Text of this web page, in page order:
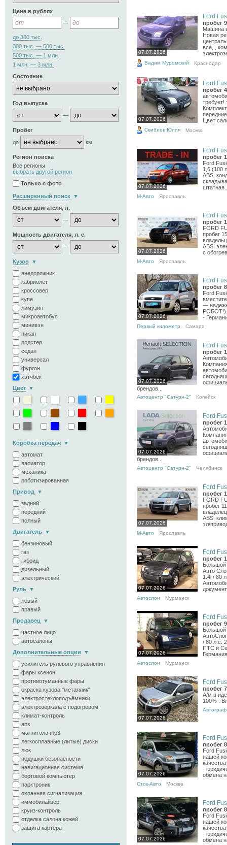
Цена в рублях
—
до 300 тыс.
300 тыс. — 500 тыс.
500 тыс. — 1 млн.
1 млн. — 3 млн.
Состояние
Год выпуска
—
Пробег
до
км.
Регион поиска
Все регионы
выбрать другой регион
Только с фото
Расширенный поиск
Объем двигателя, л.
—
Мощность двигателя, л. с.
—
Кузов
внедорожник
кабриолет
кроссовер
купе
лимузин
микроавтобус
минивэн
пикап
родстер
седан
универсал
фургон
хэтчбек
Цвет
Коробка передач
автомат
вариатор
механика
роботизированная
Привод
задний
передний
полный
Двигатель
бензиновый
газ
гибрид
дизельный
электрический
Руль
левый
правый
Продавец
частное лицо
автосалоны
Дополнительные опции
усилитель рулевого управления
фары ксенон
противотуманные фары
окраска кузова "металлик"
электростеклоподъёмники
электрозеркала с подогревом
климат-контроль
abs
магнитола mp3
легкосплавные (литые) диски
люк
подушки безопасности
навигационная система
бортовой компьютер
парктроник
охранная сигнализация
иммобилайзер
круиз-контроль
отделка салона кожей
защита картера
07.07.2026
Ford
пробег
Машина
Новая
все, ,
Вадим Муромский Краснодар
07.07.2026
Ford
пробег
требует!
Цвет
Свиблов Юлия Москва
07.07.2026
Ford
пробег
Ford
1,6 (100
ABS,
М-Авто Ярославль
07.07.2026
Ford
пробег
FORD
пробег
ABS,
с
М-Авто Ярославль
07.07.2026
Ford
пробег
Ford
—
РОБОТ!).
-
Первый километр Самара
07.07.2026
Ford
пробег
брендов...
Автоцентр "Сатурн-2" Копейск
07.07.2026
Ford
пробег
брендов...
Автоцентр "Сатурн-2" Челябинск
07.07.2026
Ford
пробег
FORD
пробег
ABS,
эл/
М-Авто Ярославль
07.07.2026
Ford
пробег
Большой
Авто
1.4i / 80
Автослон Мурманск
07.07.2026
Ford
пробег
Большой
/ 80 л.с.
ПТС и
Автослон Мурманск
07.07.2026
Ford
пробег
А/м в
100% .
Автограф
07.07.2026
Ford
пробег
Ford
нашей
-
обмена
Сток-Авто Москва
07.07.2026
Ford
пробег
Ford
нашей
-
обмена